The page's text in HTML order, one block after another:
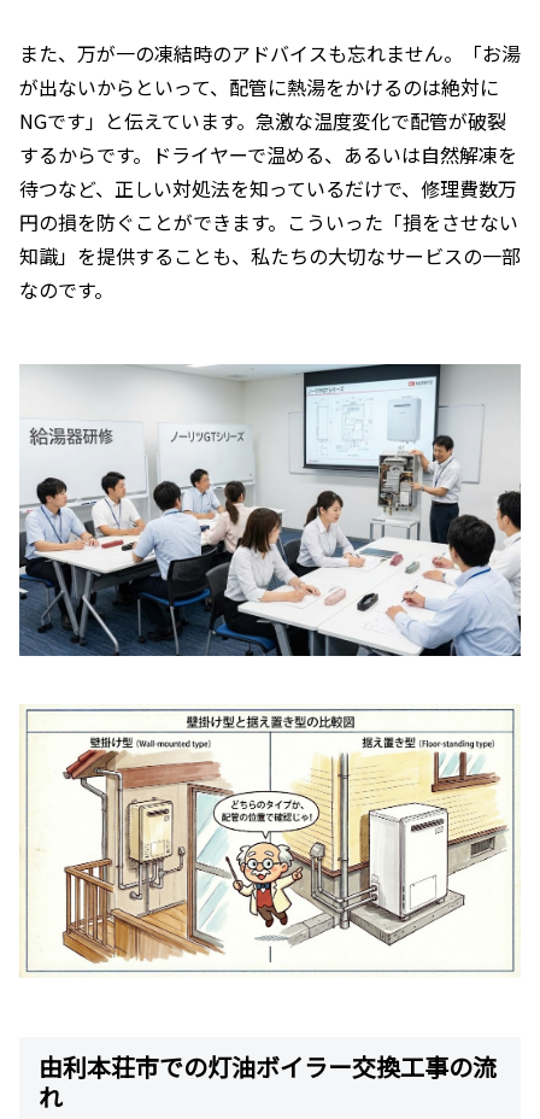
また、万が一の凍結時のアドバイスも忘れません。「お湯
が出ないからといって、配管に熱湯をかけるのは絶対に
NGです」と伝えています。急激な温度変化で配管が破裂
するからです。ドライヤーで温める、あるいは自然解凍を
待つなど、正しい対処法を知っているだけで、修理費数万
円の損を防ぐことができます。こういった「損をさせない
知識」を提供することも、私たちの大切なサービスの一部
なのです。
由利本荘市での灯油ボイラー交換工事の流
れ